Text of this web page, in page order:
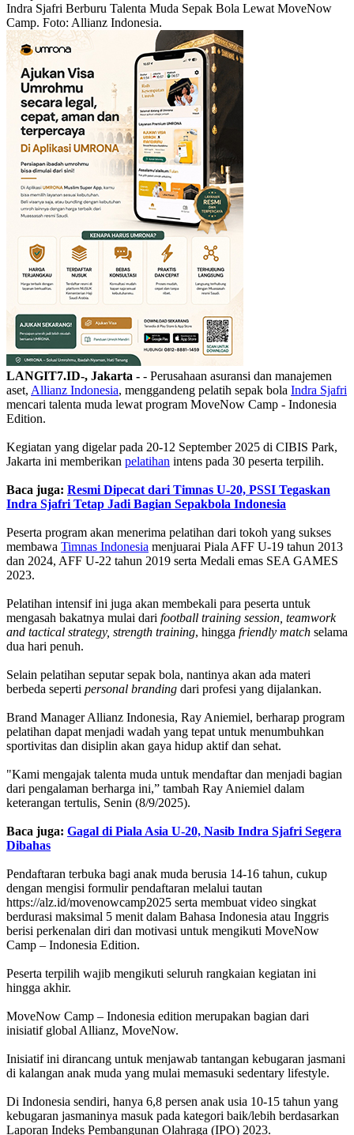
Indra Sjafri Berburu Talenta Muda Sepak Bola Lewat MoveNow
Camp. Foto: Allianz Indonesia.
LANGIT7.ID-, Jakarta - - Perusahaan asuransi dan manajemen
aset, Allianz Indonesia, menggandeng pelatih sepak bola Indra Sjafri
mencari talenta muda lewat program MoveNow Camp - Indonesia
Edition.
Kegiatan yang digelar pada 20-12 September 2025 di CIBIS Park,
Jakarta ini memberikan pelatihan intens pada 30 peserta terpilih.
Baca juga: Resmi Dipecat dari Timnas U-20, PSSI Tegaskan
Indra Sjafri Tetap Jadi Bagian Sepakbola Indonesia
Peserta program akan menerima pelatihan dari tokoh yang sukses
membawa Timnas Indonesia menjuarai Piala AFF U-19 tahun 2013
dan 2024, AFF U-22 tahun 2019 serta Medali emas SEA GAMES
2023.
Pelatihan intensif ini juga akan membekali para peserta untuk
mengasah bakatnya mulai dari football training session, teamwork
and tactical strategy, strength training, hingga friendly match selama
dua hari penuh.
Selain pelatihan seputar sepak bola, nantinya akan ada materi
berbeda seperti personal branding dari profesi yang dijalankan.
Brand Manager Allianz Indonesia, Ray Aniemiel, berharap program
pelatihan dapat menjadi wadah yang tepat untuk menumbuhkan
sportivitas dan disiplin akan gaya hidup aktif dan sehat.
"Kami mengajak talenta muda untuk mendaftar dan menjadi bagian
dari pengalaman berharga ini,” tambah Ray Aniemiel dalam
keterangan tertulis, Senin (8/9/2025).
Baca juga: Gagal di Piala Asia U-20, Nasib Indra Sjafri Segera
Dibahas
Pendaftaran terbuka bagi anak muda berusia 14-16 tahun, cukup
dengan mengisi formulir pendaftaran melalui tautan
https://alz.id/movenowcamp2025 serta membuat video singkat
berdurasi maksimal 5 menit dalam Bahasa Indonesia atau Inggris
berisi perkenalan diri dan motivasi untuk mengikuti MoveNow
Camp – Indonesia Edition.
Peserta terpilih wajib mengikuti seluruh rangkaian kegiatan ini
hingga akhir.
MoveNow Camp – Indonesia edition merupakan bagian dari
inisiatif global Allianz, MoveNow.
Inisiatif ini dirancang untuk menjawab tantangan kebugaran jasmani
di kalangan anak muda yang mulai memasuki sedentary lifestyle.
Di Indonesia sendiri, hanya 6,8 persen anak usia 10-15 tahun yang
kebugaran jasmaninya masuk pada kategori baik/lebih berdasarkan
Laporan Indeks Pembangunan Olahraga (IPO) 2023.